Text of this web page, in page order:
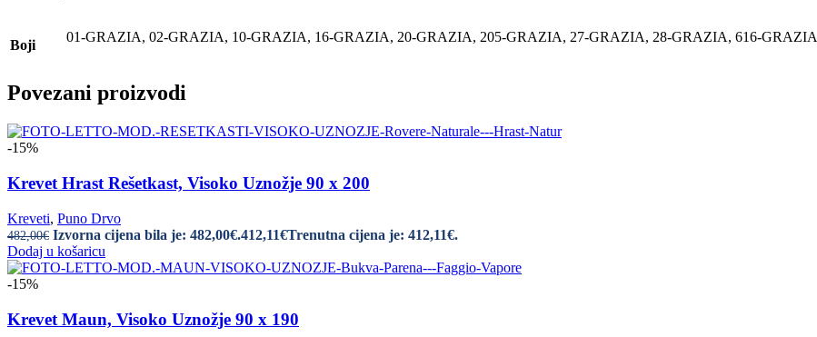
Boji
01-GRAZIA, 02-GRAZIA, 10-GRAZIA, 16-GRAZIA, 20-GRAZIA, 205-GRAZIA, 27-GRAZIA, 28-GRAZIA, 616-GRAZIA
Povezani proizvodi
-15%
Krevet Hrast Rešetkast, Visoko Uznožje 90 x 200
Kreveti, Puno Drvo
482,00€ Izvorna cijena bila je: 482,00€.412,11€Trenutna cijena je: 412,11€.
Dodaj u košaricu
-15%
Krevet Maun, Visoko Uznožje 90 x 190